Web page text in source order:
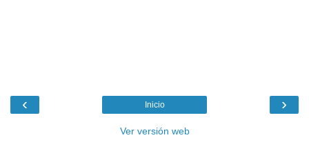
‹ ›
Inicio
Ver versión web